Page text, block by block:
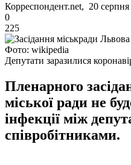
Корреспондент.net, 20
0
225
Фото: wikipedia
Депутати заразилися
Пленарного
міської ради не
інфекції між
співробітниками.